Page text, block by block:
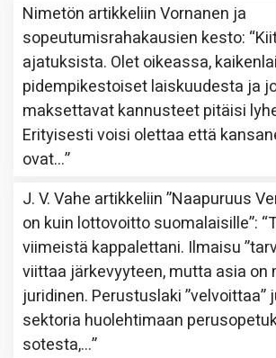
Nimetön artikkeliinVornanen ja
sopeutumisrahakausien kesto: “
ajatuksista. Olet oikeassa,
pidempikestoiset laiskuudesta ja
maksettavat kannusteet pitäisi
Erityisesti voisi olettaa että
ovat…”
J. V. Vahe artikkeliin”Naapuruus
on kuin lottovoitto suomalaisille”: “
viimeistä kappalettani. Ilmaisu
viittaa järkevyyteen, mutta asia on
juridinen. Perustuslaki ”velvoittaa”
sektoria huolehtimaan
sotesta,…”